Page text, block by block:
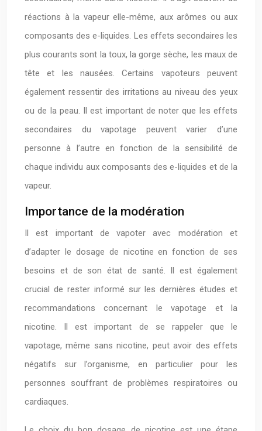
réactions à la vapeur elle-même, aux arômes ou aux
composants des e-liquides. Les effets secondaires les
plus courants sont la toux, la gorge sèche, les maux de
tête et les nausées. Certains vapoteurs peuvent
également ressentir des irritations au niveau des yeux
ou de la peau. Il est important de noter que les effets
secondaires du vapotage peuvent varier d’une
personne à l’autre en fonction de la sensibilité de
chaque individu aux composants des e-liquides et de la
vapeur.
Importance de la modération
Il est important de vapoter avec modération et
d’adapter le dosage de nicotine en fonction de ses
besoins et de son état de santé. Il est également
crucial de rester informé sur les dernières études et
recommandations concernant le vapotage et la
nicotine. Il est important de se rappeler que le
vapotage, même sans nicotine, peut avoir des effets
négatifs sur l’organisme, en particulier pour les
personnes souffrant de problèmes respiratoires ou
cardiaques.